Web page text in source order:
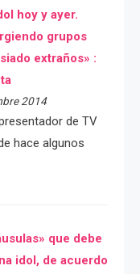
hoy y ayer.
grupos
extraños» :
2014
de TV
hace algunos
que debe
idol, de acuerdo